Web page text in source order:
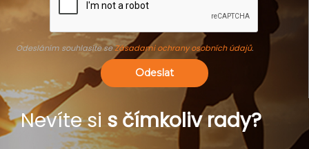
Odesláním souhlasíte seZásadami ochrany osobních údajů.
Odeslat
Nevíte si s čímkoliv rady?